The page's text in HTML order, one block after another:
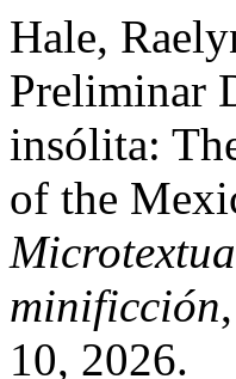
Hale,
Preliminar
insólita:
of the
minificción
10, 2026.